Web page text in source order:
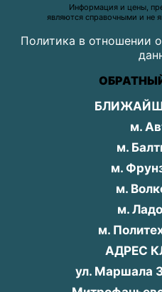
Информация и цены,
являются справочными и не
Политика в отношении
м.
м.
м.
м.
м.
м.
АДРЕС
ул. Маршала